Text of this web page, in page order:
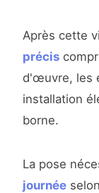
Après cette
précis
d'œuvre, les
installation
borne.
La pose
journée